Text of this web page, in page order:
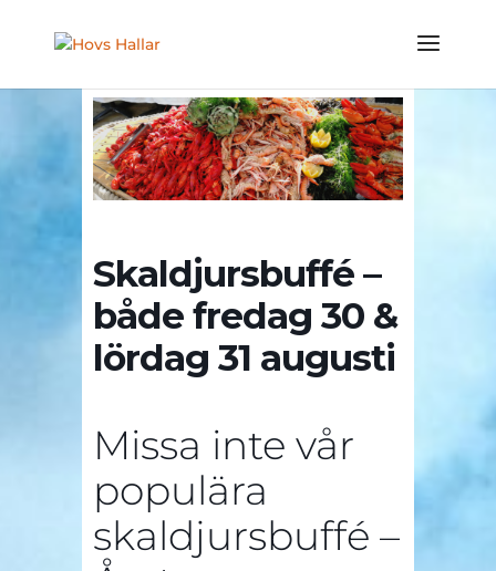
Skaldjursbuffé –
både fredag 30 &
lördag 31 augusti
Missa inte vår
populära
skaldjursbuffé –